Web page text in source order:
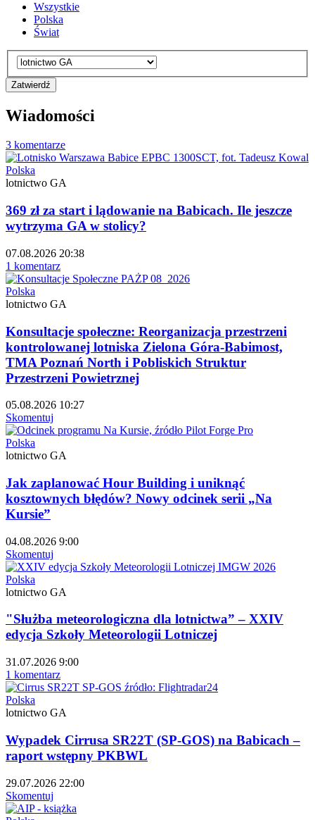
Wszystkie
Polska
Świat
Wiadomości
3 komentarze
Polska
lotnictwo GA
369 zł za start i lądowanie na Babicach. Ile jeszcze
wytrzyma GA w stolicy?
07.08.2026 20:38
1 komentarz
Polska
lotnictwo GA
Konsultacje społeczne: Reorganizacja przestrzeni
kontrolowanej lotniska Zielona Góra-Babimost,
TMA Poznań North i Pobliskich Struktur
Przestrzeni Powietrznej
05.08.2026 10:27
Skomentuj
Polska
lotnictwo GA
Jak zaplanować Hour Building i uniknąć
kosztownych błędów? Nowy odcinek serii „Na
Kursie”
04.08.2026 9:00
Skomentuj
Polska
lotnictwo GA
"Służba meteorologiczna dla lotnictwa” – XXIV
edycja Szkoły Meteorologii Lotniczej
31.07.2026 9:00
1 komentarz
Polska
lotnictwo GA
Wypadek Cirrusa SR22T (SP-GOS) na Babicach –
raport wstępny PKBWL
29.07.2026 22:00
Skomentuj